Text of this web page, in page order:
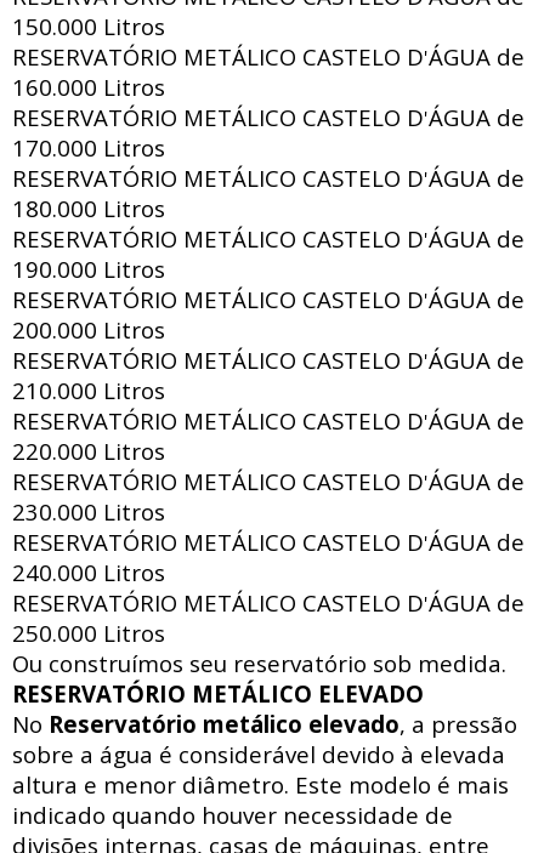
150.000 Litros
RESERVATÓRIO METÁLICO CASTELO D'ÁGUA de
160.000 Litros
RESERVATÓRIO METÁLICO CASTELO D'ÁGUA de
170.000 Litros
RESERVATÓRIO METÁLICO CASTELO D'ÁGUA de
180.000 Litros
RESERVATÓRIO METÁLICO CASTELO D'ÁGUA de
190.000 Litros
RESERVATÓRIO METÁLICO CASTELO D'ÁGUA de
200.000 Litros
RESERVATÓRIO METÁLICO CASTELO D'ÁGUA de
210.000 Litros
RESERVATÓRIO METÁLICO CASTELO D'ÁGUA de
220.000 Litros
RESERVATÓRIO METÁLICO CASTELO D'ÁGUA de
230.000 Litros
RESERVATÓRIO METÁLICO CASTELO D'ÁGUA de
240.000 Litros
RESERVATÓRIO METÁLICO CASTELO D'ÁGUA de
250.000 Litros
Ou construímos seu reservatório sob medida.
RESERVATÓRIO METÁLICO ELEVADO
No Reservatório metálico elevado, a pressão
sobre a água é considerável devido à elevada
altura e menor diâmetro. Este modelo é mais
indicado quando houver necessidade de
divisões internas, casas de máquinas, entre